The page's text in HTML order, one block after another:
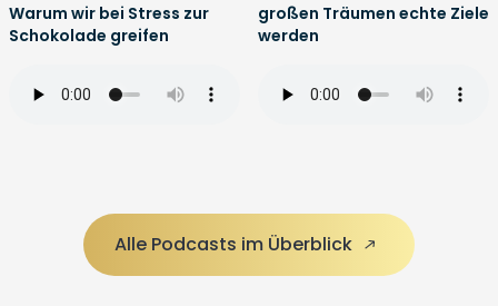
Warum wir bei Stress zur
Schokolade greifen
großen Träumen echte Ziele
werden
Alle Podcasts im Überblick